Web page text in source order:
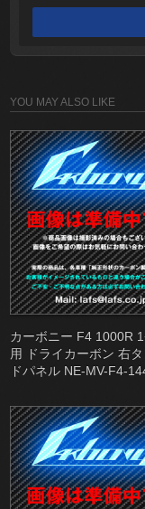
YOU MAY ALSO LIKE
カーボニー F4 1000R
用 ドライカーボン 右
ドパネル NE-MV-F4-